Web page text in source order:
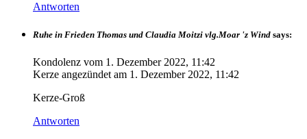
Antworten
Ruhe in Frieden Thomas und Claudia Moitzi vlg.Moar 'z Wind says:
Kondolenz vom 1. Dezember 2022, 11:42
Kerze angezündet am 1. Dezember 2022, 11:42
Kerze-Groß
Antworten